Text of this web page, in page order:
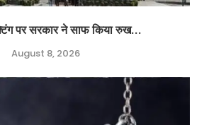
पर सरकार ने साफ किया रुख...
August 8, 2026